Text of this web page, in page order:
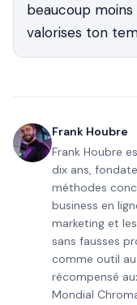
beaucoup
valorises ton
Frank Houbre
Frank Houbre
dix ans,
méthodes
business en
marketing et
sans fausses
comme outil
récompensé
Mondial